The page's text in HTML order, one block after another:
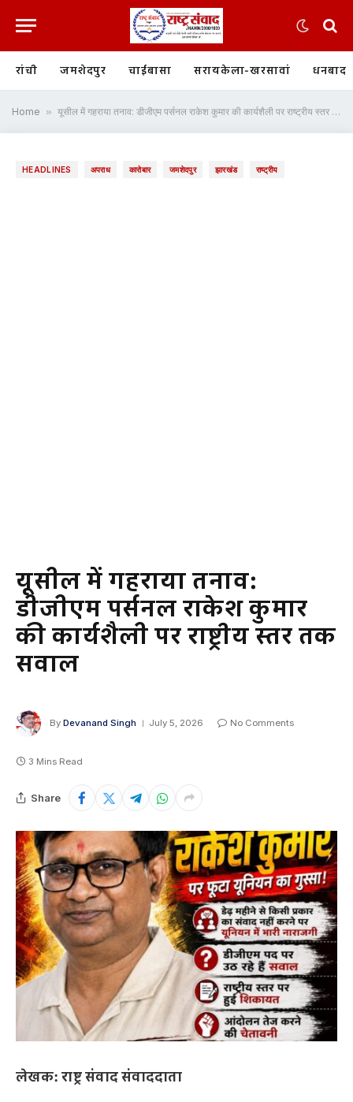
रांची जमशेदपुर चाईबासा सरायकेला-खरसावां धनबाद
Home » यूसील में गहराया तनाव: डीजीएम पर्सनल राकेश कुमार की कार्यशैली पर राष्ट्रीय स्तर तक सवाल
HEADLINES अपराध कारोबार जमशेदपुर झारखंड राष्ट्रीय
यूसील में गहराया तनाव:
डीजीएम पर्सनल राकेश कुमार
की कार्यशैली पर राष्ट्रीय स्तर तक
सवाल
By Devanand Singh July 5, 2026 No Comments
3 Mins Read
Share
लेखक: राष्ट्र संवाद संवाददाता